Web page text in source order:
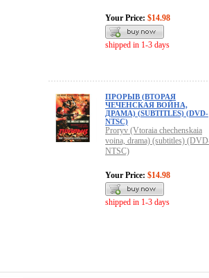
Your Price: $14.98
shipped in 1-3 days
ПРОРЫВ (ВТОРАЯ
ЧЕЧЕНСКАЯ ВОЙНА,
ДРАМА) (SUBTITLES) (DVD-
NTSC)
Proryv (Vtoraia chechenskaia
voina, drama) (subtitles)
NTSC)
Your Price: $14.98
shipped in 1-3 days